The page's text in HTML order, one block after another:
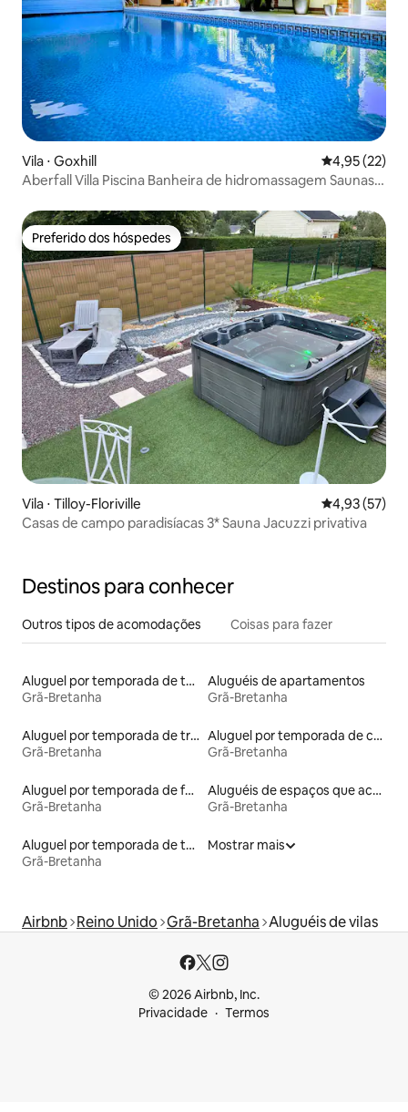
Vila ⋅ Goxhill 4,95 de uma
4,95 (22)
Aberfall Villa Piscina Banheira de hidromassagem Saunas
Preferido dos hóspedes
Preferido dos hóspedes
Vila ⋅ Tilloy-Floriville 4,93 de uma
4,93 (57)
Casas de campo paradisíacas 3* Sauna Jacuzzi privativa
Destinos para conhecer
Outros tipos de acomodações Coisas para fazer
Aluguel por temporada de tendas tipi
Grã-Bretanha
Aluguéis de apartamentos
Grã-Bretanha
Aluguel por temporada de trailers
Grã-Bretanha
Aluguel por temporada de cabanas de pastor
Grã-Bretanha
Aluguel por temporada de faróis
Grã-Bretanha
Aluguéis de espaços que aceitam animais de estimação
Grã-Bretanha
Aluguel por temporada de townhouses
Grã-Bretanha
Mostrar mais
Airbnb Reino Unido Grã-Bretanha Aluguéis de vilas
© 2026 Airbnb, Inc.
Privacidade
Termos